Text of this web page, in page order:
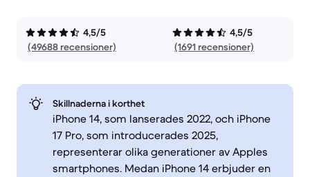
4,5/5
(49688 recensioner)
4,5/5
(1691 recensioner)
Skillnaderna i korthet
iPhone 14, som lanserades 2022, och iPhone
17 Pro, som introducerades 2025,
representerar olika generationer av Apples
smartphones. Medan iPhone 14 erbjuder en